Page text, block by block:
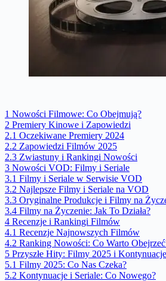
1 Nowości Filmowe: Co Obejmują?
2 Premiery Kinowe i Zapowiedzi
2.1 Oczekiwane Premiery 2024
2.2 Zapowiedzi Filmów 2025
2.3 Zwiastuny i Rankingi Nowości
3 Nowości VOD: Filmy i Seriale
3.1 Filmy i Seriale w Serwisie VOD
3.2 Najlepsze Filmy i Seriale na VOD
3.3 Oryginalne Produkcje i Filmy na
3.4 Filmy na Życzenie: Jak To Działa?
4 Recenzje i Rankingi Filmów
4.1 Recenzje Najnowszych Filmów
4.2 Ranking Nowości: Co Warto
5 Przyszłe Hity: Filmy 2025 i Kontynuacje
5.1 Filmy 2025: Co Nas Czeka?
5.2 Kontynuacje i Seriale: Co Nowego?